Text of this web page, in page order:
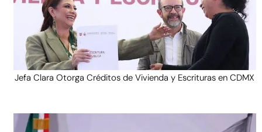
Jefa Clara Otorga Créditos de Vivienda y Escrituras en CDMX